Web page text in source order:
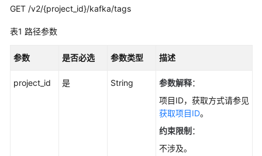
实
发
南
GET /v2/{project_id}/kafka/tags
表1 路径参数
参数 是否必选 参数类型 描述
project_id 是 String 参数解释：
项目ID，获取方式请参见
获取项目ID。
约束限制 ：
不涉及。